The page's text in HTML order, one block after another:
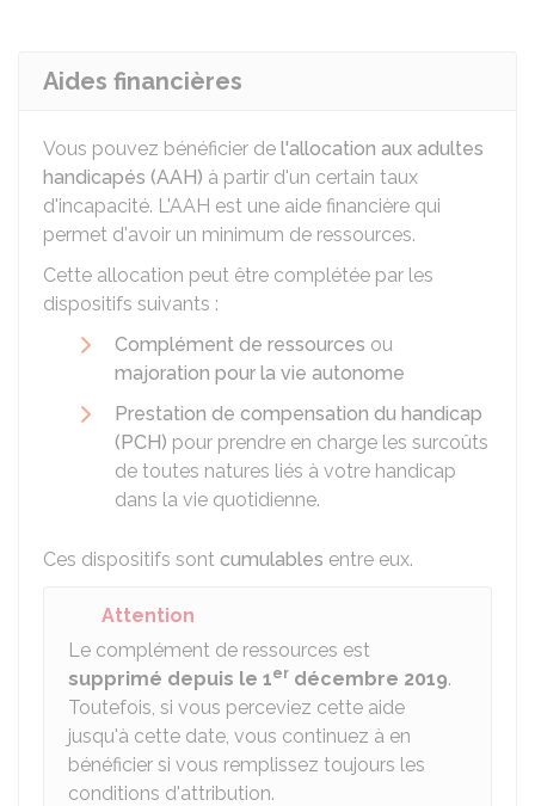
Aides financières
Vous pouvez bénéficier de l'allocation aux adultes
handicapés (AAH) à partir d'un certain taux
d'incapacité. L'AAH est une aide financière qui
permet d'avoir un minimum de ressources.
Cette allocation peut être complétée par les
dispositifs suivants :
Complément de ressources ou
majoration pour la vie autonome
Prestation de compensation du handicap
(PCH) pour prendre en charge les surcoûts
de toutes natures liés à votre handicap
dans la vie quotidienne.
Ces dispositifs sont cumulables entre eux.
Attention
Le complément de ressources est
supprimé depuis le 1er décembre 2019.
Toutefois, si vous perceviez cette aide
jusqu'à cette date, vous continuez à en
bénéficier si vous remplissez toujours les
conditions d'attribution.